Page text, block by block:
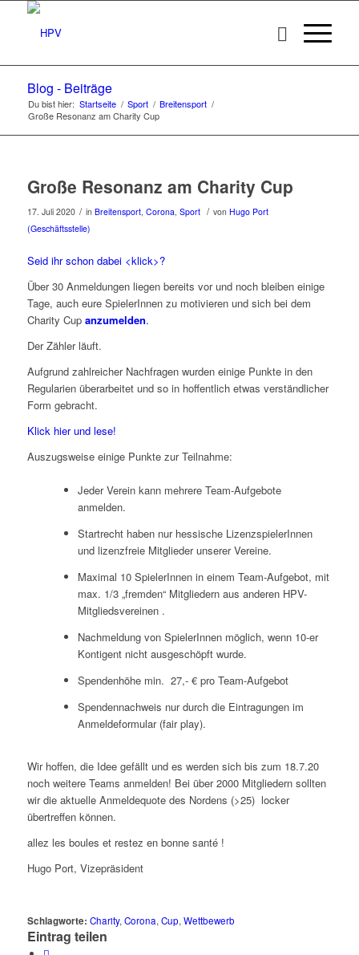
Blog - Beiträge
Du bist hier: Startseite / Sport / Breitensport /
Große Resonanz am Charity Cup
Große Resonanz am Charity Cup
17. Juli 2020 / in Breitensport, Corona, Sport / von Hugo Port
(Geschäftsstelle)
Seid ihr schon dabei <klick>?
Über 30 Anmeldungen liegen bereits vor und noch bleiben einige
Tage, auch eure SpielerInnen zu motivieren und sich bei dem
Charity Cup anzumelden.
Der Zähler läuft.
Aufgrund zahlreicher Nachfragen wurden einige Punkte in den
Regularien überarbeitet und so in hoffentlich etwas verständlicher
Form gebracht.
Klick hier und lese!
Auszugsweise einige Punkte zur Teilnahme:
Jeder Verein kann mehrere Team-Aufgebote
anmelden.
Startrecht haben nur hessische LizenzspielerInnen
und lizenzfreie Mitglieder unserer Vereine.
Maximal 10 SpielerInnen in einem Team-Aufgebot, mit
max. 1/3 „fremden“ Mitgliedern aus anderen HPV-
Mitgliedsvereinen .
Nachmeldung von SpielerInnen möglich, wenn 10-er
Kontigent nicht ausgeschöpft wurde.
Spendenhöhe min. 27,- € pro Team-Aufgebot
Spendennachweis nur durch die Eintragungen im
Anmeldeformular (fair play).
Wir hoffen, die Idee gefällt und es werden sich bis zum 18.7.20
noch weitere Teams anmelden! Bei über 2000 Mitgliedern sollten
wir die aktuelle Anmeldequote des Nordens (>25) locker
übertreffen können.
allez les boules et restez en bonne santé !
Hugo Port, Vizepräsident
Schlagworte: Charity, Corona, Cup, Wettbewerb
Eintrag teilen